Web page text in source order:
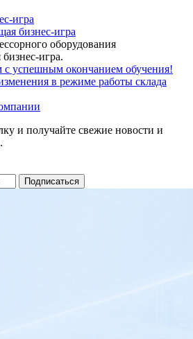
бизнес-игра
оборудования
игра.
с успешным окончанием обучения!
в режиме работы склада
и получайте свежие новости и